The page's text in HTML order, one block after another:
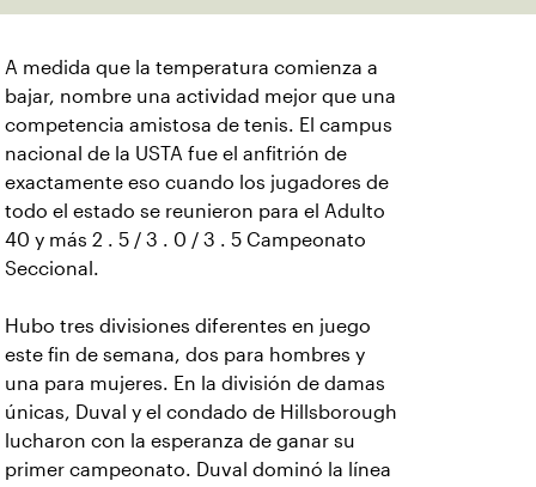
A medida que la temperatura comienza a
bajar, nombre una actividad mejor que una
competencia amistosa de tenis. El campus
nacional de la USTA fue el anfitrión de
exactamente eso cuando los jugadores de
todo el estado se reunieron para el Adulto
40 y más 2 . 5 / 3 . 0 / 3 . 5 Campeonato
Seccional.
Hubo tres divisiones diferentes en juego
este fin de semana, dos para hombres y
una para mujeres. En la división de damas
únicas, Duval y el condado de Hillsborough
lucharon con la esperanza de ganar su
primer campeonato. Duval dominó la línea